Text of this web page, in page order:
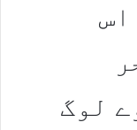
اس
لوگ